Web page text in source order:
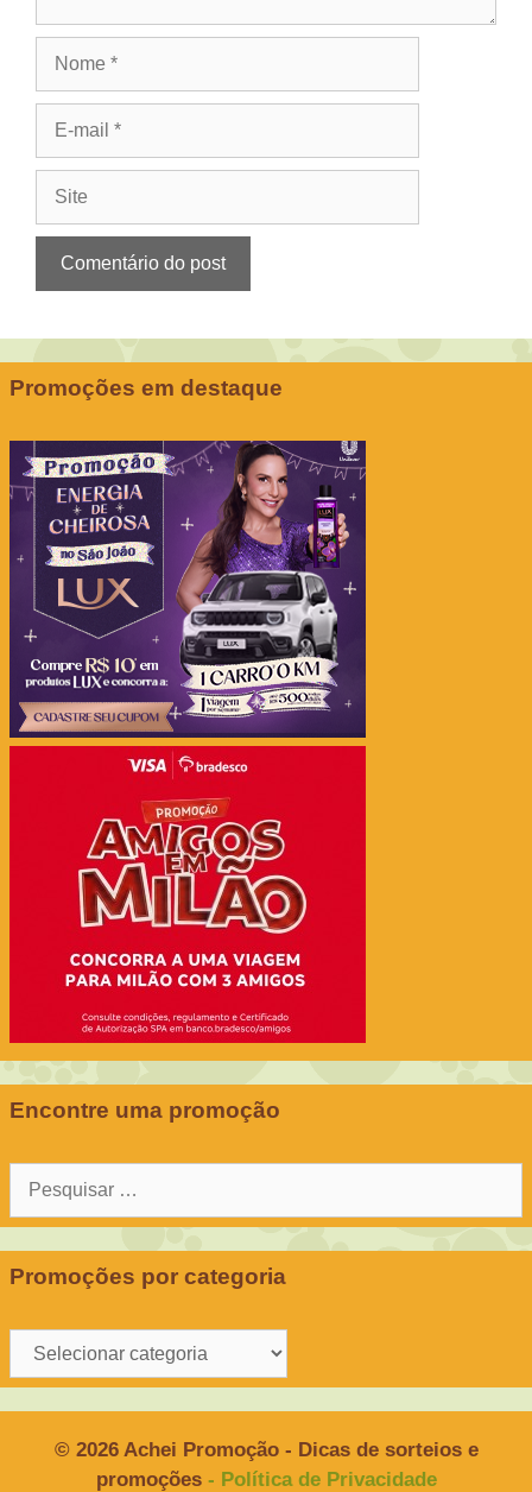
Promoções em destaque
Encontre uma promoção
Pesquisar
Promoções por categoria
Promoções
por
© 2026 Achei Promoção - Dicas de sorteios e
promoções - Política de Privacidade